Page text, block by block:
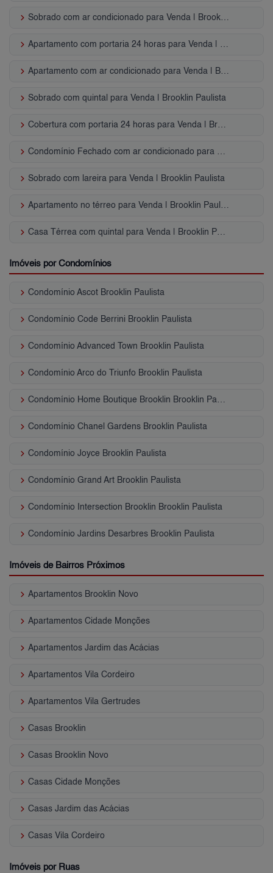
keyboard_arrow_right
keyboard_arrow_right
keyboard_arrow_right
keyboard_arrow_right Sobrado com quintal para Venda | Brooklin Paulista
keyboard_arrow_right
keyboard_arrow_right
keyboard_arrow_right Sobrado com lareira para Venda | Brooklin Paulista
keyboard_arrow_right
keyboard_arrow_right
Imóveis por Condomínios
keyboard_arrow_right Condomínio Ascot Brooklin Paulista
keyboard_arrow_right Condomínio Code Berrini Brooklin Paulista
keyboard_arrow_right Condomínio Advanced Town Brooklin Paulista
keyboard_arrow_right Condomínio Arco do Triunfo Brooklin Paulista
keyboard_arrow_right
keyboard_arrow_right Condomínio Chanel Gardens Brooklin Paulista
keyboard_arrow_right Condomínio Joyce Brooklin Paulista
keyboard_arrow_right Condomínio Grand Art Brooklin Paulista
keyboard_arrow_right Condomínio Intersection Brooklin Brooklin Paulista
keyboard_arrow_right Condomínio Jardins Desarbres Brooklin Paulista
Imóveis de Bairros Próximos
keyboard_arrow_right Apartamentos Brooklin Novo
keyboard_arrow_right Apartamentos Cidade Monções
keyboard_arrow_right Apartamentos Jardim das Acácias
keyboard_arrow_right Apartamentos Vila Cordeiro
keyboard_arrow_right Apartamentos Vila Gertrudes
keyboard_arrow_right Casas Brooklin
keyboard_arrow_right Casas Brooklin Novo
keyboard_arrow_right Casas Cidade Monções
keyboard_arrow_right Casas Jardim das Acácias
keyboard_arrow_right Casas Vila Cordeiro
Imóveis por Ruas